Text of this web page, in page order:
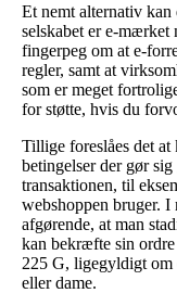
Et nemt alternativ
selskabet er e-mærket
fingerpeg om at e-
regler, samt at
som er meget
for støtte, hvis du
Tillige foreslåes det at
betingelser der gør
transaktionen, til
webshoppen bruger. I
afgørende, at man
kan bekræfte sin
225 G, ligegyldigt om
eller dame.